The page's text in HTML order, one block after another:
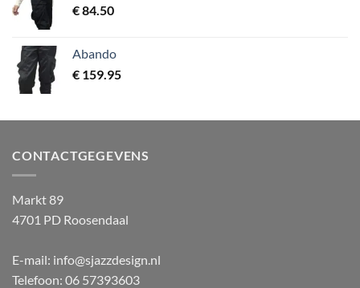
€84.50
Abando
€ 159.95
CONTACTGEGEVENS
Markt 89
4701 PD Roosendaal
E-mail: info@sjazzdesign.nl
Telefoon: 06 57393603